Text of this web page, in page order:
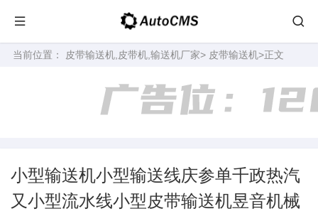
当前位置： 皮带输送机,皮带机,输送机厂家> 皮带输送机>正文
小型输送机小型输送线庆参单千政热汽
又小型流水线小型皮带输送机昱音机械